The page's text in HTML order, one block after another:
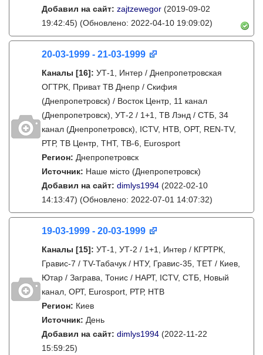
Добавил на сайт: zajtzewegor (2019-09-02
19:42:45) (Обновлено: 2022-04-10 19:09:02)
20-03-1999 - 21-03-1999
Каналы [16]: УТ-1, Интер / Днепропетровская
ОГТРК, Приват ТВ Днепр / Скифия
(Днепропетровск) / Восток Центр, 11 канал
(Днепропетровск), УТ-2 / 1+1, ТВ Лэнд / СТБ, 34
канал (Днепропетровск), ICTV, НТВ, ОРТ, REN-TV,
РТР, ТВ Центр, ТНТ, ТВ-6, Eurosport
Регион: Днепропетровск
Источник: Наше місто (Днепропетровск)
Добавил на сайт: dimlys1994 (2022-02-10
14:13:47) (Обновлено: 2022-07-01 14:07:32)
19-03-1999 - 20-03-1999
Каналы [15]: УТ-1, УТ-2 / 1+1, Интер / КГРТРК,
Гравис-7 / TV-Табачук / НТУ, Гравис-35, ТЕТ / Киев,
Ютар / Заграва, Тонис / НАРТ, ICTV, СТБ, Новый
канал, ОРТ, Eurosport, РТР, НТВ
Регион: Киев
Источник: День
Добавил на сайт: dimlys1994 (2022-11-22
15:59:25)